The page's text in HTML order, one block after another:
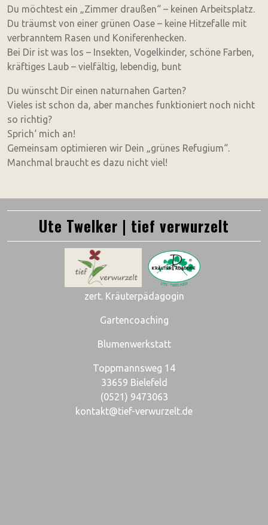
Du möchtest ein „Zimmer draußen“ – keinen Arbeitsplatz.
Du träumst von einer grünen Oase – keine Hitzefalle mit
verbranntem Rasen und Koniferenhecken.
Bei Dir ist was los – Insekten, Vogelkinder, schöne Farben,
kräftiges Laub – vielfältig, lebendig, bunt
Du wünscht Dir einen naturnahen Garten?
Vieles ist schon da, aber manches funktioniert noch nicht
so richtig?
Sprich‘ mich an!
Gemeinsam optimieren wir Dein „grünes Refugium“.
Manchmal braucht es dazu nicht viel!
Ute Twelker | tief verwurzelt
zert. Kräuterpädagogin
Gartencoaching
Blumenwerkstatt
Toppmannsweg 14
33659 Bielefeld
(0521) 9473063
kontakt@tief-verwurzelt.de